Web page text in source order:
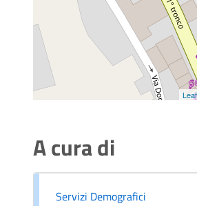
A cura di
Servizi Demografici